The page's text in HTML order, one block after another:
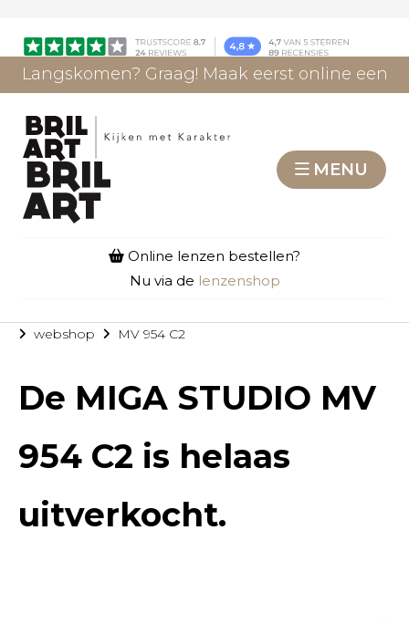
Langskomen? Graag! Maak eerst online een
MENU
Online lenzen bestellen?
Nu via de lenzenshop
webshop MV 954 C2
De MIGA STUDIO MV
954 C2 is helaas
uitverkocht.